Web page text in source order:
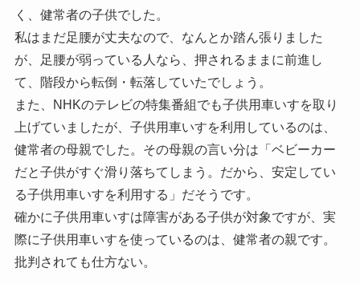
く、健常者の子供でした。
私はまだ足腰が丈夫なので、なんとか踏ん張りました
が、足腰が弱っている人なら、押されるままに前進し
て、階段から転倒・転落していたでしょう。
また、NHKのテレビの特集番組でも子供用車いすを取り
上げていましたが、子供用車いすを利用しているのは、
健常者の母親でした。その母親の言い分は「ベビーカー
だと子供がすぐ滑り落ちてしまう。だから、安定してい
る子供用車いすを利用する」だそうです。
確かに子供用車いすは障害がある子供が対象ですが、実
際に子供用車いすを使っているのは、健常者の親です。
批判されても仕方ない。